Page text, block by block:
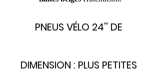
PNEUS VÉLO 24'' DE
DIMENSION : PLUS PETITES